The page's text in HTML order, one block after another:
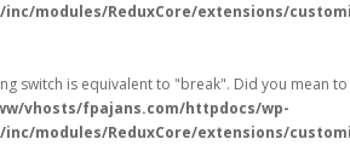
modules/ReduxCore/extensions/
switch is equivalent to "break". Did you mean to
vhosts/fpajans.com/httpdocs/wp-
modules/ReduxCore/extensions/